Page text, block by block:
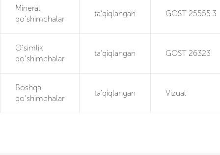
Mineral
qo’shimchalar
ta’qiqlangan GOST 25555.3
O’simlik
qo’shimchalar
ta’qiqlangan GOST 26323
Boshqa
qo’shimchalar
ta’qiqlangan Vizual